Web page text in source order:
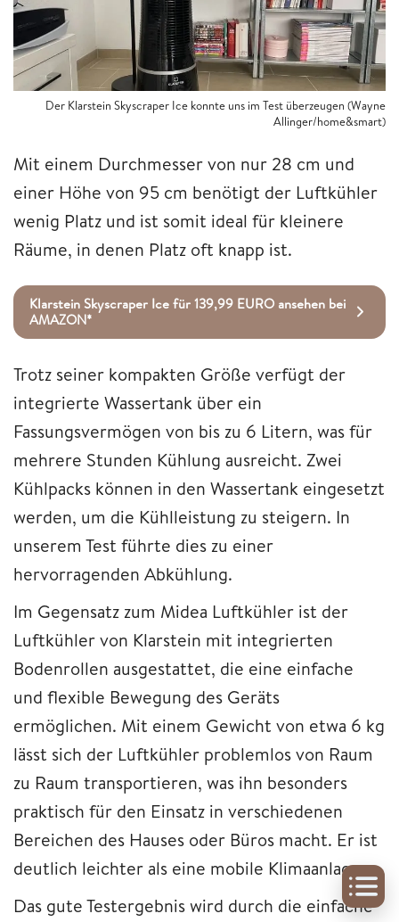
Der Klarstein Skyscraper Ice konnte uns im Test überzeugen (Wayne
Allinger/home&smart)
Mit einem Durchmesser von nur 28 cm und
einer Höhe von 95 cm benötigt der Luftkühler
wenig Platz und ist somit ideal für kleinere
Räume, in denen Platz oft knapp ist.
Klarstein Skyscraper Ice für 139,99 EURO ansehen bei
AMAZON*
Trotz seiner kompakten Größe verfügt der
integrierte Wassertank über ein
Fassungsvermögen von bis zu 6 Litern, was für
mehrere Stunden Kühlung ausreicht. Zwei
Kühlpacks können in den Wassertank eingesetzt
werden, um die Kühlleistung zu steigern. In
unserem Test führte dies zu einer
hervorragenden Abkühlung.
Im Gegensatz zum Midea Luftkühler ist der
Luftkühler von Klarstein mit integrierten
Bodenrollen ausgestattet, die eine einfache
und flexible Bewegung des Geräts
ermöglichen. Mit einem Gewicht von etwa 6 kg
lässt sich der Luftkühler problemlos von Raum
zu Raum transportieren, was ihn besonders
praktisch für den Einsatz in verschiedenen
Bereichen des Hauses oder Büros macht. Er ist
deutlich leichter als eine mobile Klimaanlage.
Das gute Testergebnis wird durch die einfache